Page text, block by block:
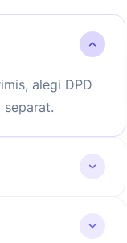
alegi DPD
prin DPD.